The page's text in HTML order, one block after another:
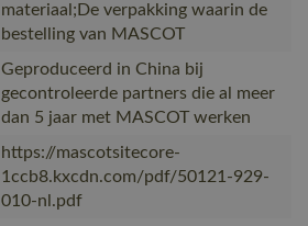
materiaal;De verpakking waarin de
bestelling van MASCOT
Geproduceerd in China bij
gecontroleerde partners die al meer
dan 5 jaar met MASCOT werken
https://mascotsitecore-
1ccb8.kxcdn.com/pdf/50121-929-
010-nl.pdf